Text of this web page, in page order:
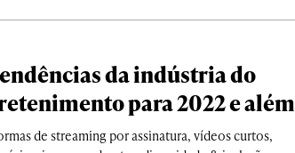
da indústria do
para 2022 e além
de streaming por assinatura, vídeos curtos,